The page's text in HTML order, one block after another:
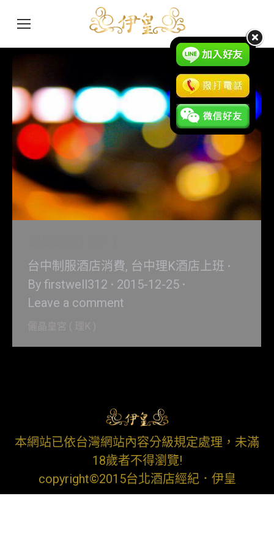
台中制服酒店消費, 台中理K酒店上班
By firstwell312
2015-12-25
Leave a comment
儷晶皇宮 ( 理K )
本網站已依台灣網站內容分級規定處理，未滿
18歲者不得瀏覽!
copyright©2015台北酒店經紀．伊皇